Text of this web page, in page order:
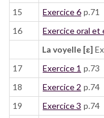
15
Exercice 6 p.71
16
Exercice oral et
La voyelle [ɛ]
17
Exercice 1 p.73
18
Exercice 2 p.74
19
Exercice 3 p.74